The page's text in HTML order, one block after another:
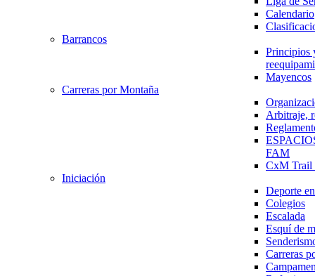
Calendario
Barrancos
Principios
Mayencos
Carreras por Montaña
Arbitraje,
FAM
CxM
Iniciación
Deporte
Colegios
Escalada
Esquí de
Carreras